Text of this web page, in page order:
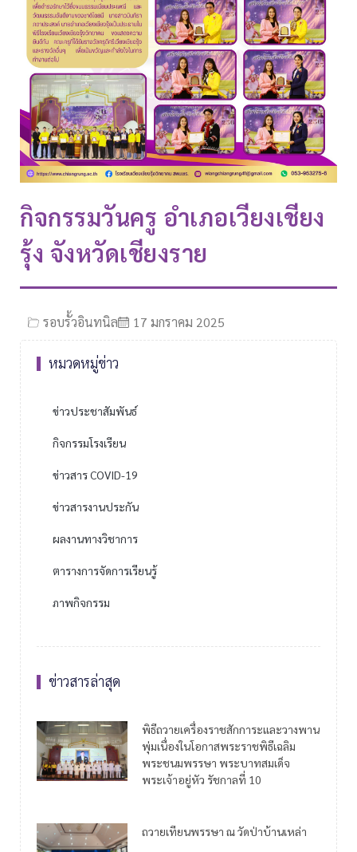
กิจกรรมวันครู อำเภอเวียงเชียง
รุ้ง จังหวัดเชียงราย
รอบรั้วอินทนิล 17 มกราคม 2025
หมวดหมู่ข่าว
ข่าวประชาสัมพันธ์
กิจกรรมโรงเรียน
ข่าวสาร COVID-19
ข่าวสารงานประกัน
ผลงานทางวิชาการ
ตารางการจัดการเรียนรู้
ภาพกิจกรรม
ข่าวสารล่าสุด
พิธีถวายเครื่องราชสักการะและวางพาน
พุ่มเนื่องในโอกาสพระราชพิธีเฉลิม
พระชนมพรรษา พระบาทสมเด็จ
พระเจ้าอยู่หัว รัชกาลที่ 10
ถวายเทียนพรรษา ณ วัดป่าบ้านเหล่า